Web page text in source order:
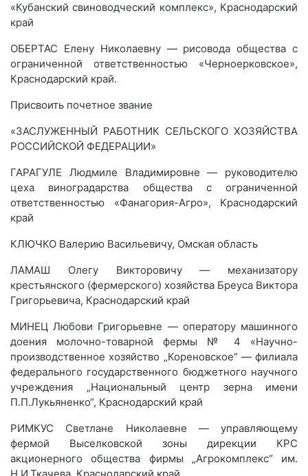
«Кубанский свиноводческий комплекс», Краснодарский
край
ОБЕРТАС Елену Николаевну — рисовода общества с
ограниченной ответственностью «Черноерковское»,
Краснодарский край.
Присвоить почетное звание
«ЗАСЛУЖЕННЫЙ РАБОТНИК СЕЛЬСКОГО ХОЗЯЙСТВА
РОССИЙСКОЙ ФЕДЕРАЦИИ»
ГАРАГУЛЕ Людмиле Владимировне — руководителю
цеха виноградарства общества с ограниченной
ответственностью «Фанагория-Агро», Краснодарский
край
КЛЮЧКО Валерию Васильевичу, Омская область
ЛАМАШ Олегу Викторовичу — механизатору
крестьянского (фермерского) хозяйства Бреуса Виктора
Григорьевича, Краснодарский край
МИНЕЦ Любови Григорьевне — оператору машинного
доения молочно-товарной фермы № 4 «Научно-
производственное хозяйство „Кореновское“ — филиала
федерального государственного бюджетного научного
учреждения „Национальный центр зерна имени
П.П.Лукьяненко“, Краснодарский край
РИМКУС Светлане Николаевне — управляющему
фермой Выселковской зоны дирекции КРС
акционерного общества фирмы „Агрокомплекс“ им.